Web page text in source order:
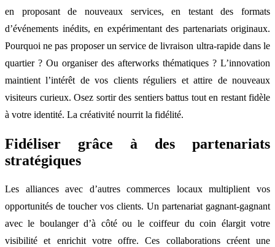
en proposant de nouveaux services, en testant des formats
d’événements inédits, en expérimentant des partenariats originaux.
Pourquoi ne pas proposer un service de livraison ultra-rapide dans le
quartier ? Ou organiser des afterworks thématiques ? L’innovation
maintient l’intérêt de vos clients réguliers et attire de nouveaux
visiteurs curieux. Osez sortir des sentiers battus tout en restant fidèle
à votre identité. La créativité nourrit la fidélité.
Fidéliser grâce à des partenariats
stratégiques
Les alliances avec d’autres commerces locaux multiplient vos
opportunités de toucher vos clients. Un partenariat gagnant-gagnant
avec le boulanger d’à côté ou le coiffeur du coin élargit votre
visibilité et enrichit votre offre. Ces collaborations créent une